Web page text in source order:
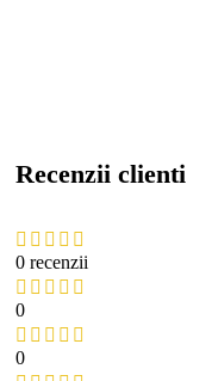
Recenzii clienti
0 recenzii
0
0